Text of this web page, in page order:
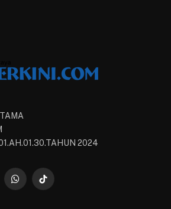
2024
WhatsAppTikTok